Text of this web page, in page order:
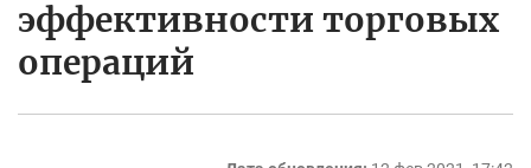
эффективности торговых
операций